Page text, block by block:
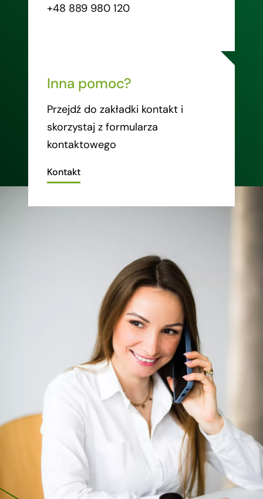
+48 889 980 120
Inna pomoc?
Przejdź do zakładki kontakt i
skorzystaj z formularza
kontaktowego
Kontakt